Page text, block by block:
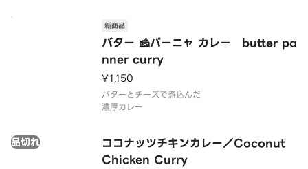
バター 🧀パーニャ カレー butter pa
nner curry
新商品
¥1,150
バターとチーズで煮込んだ
濃厚カレー
ココナッツチキンカレー／Coconut
Chicken Curry
品切れ